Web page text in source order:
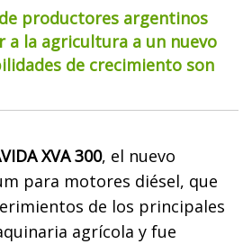
productores argentinos
a la agricultura a un nuevo
de crecimiento son
XVA 300, el nuevo
para motores diésel, que
de los principales
agrícola y fue